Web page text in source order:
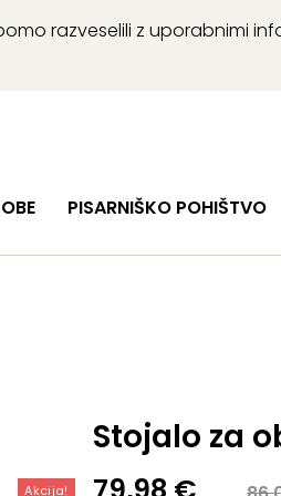
razveselili z uporabnimi
PISARNIŠKO POHIŠTVO
Stojalo za
Akcija!